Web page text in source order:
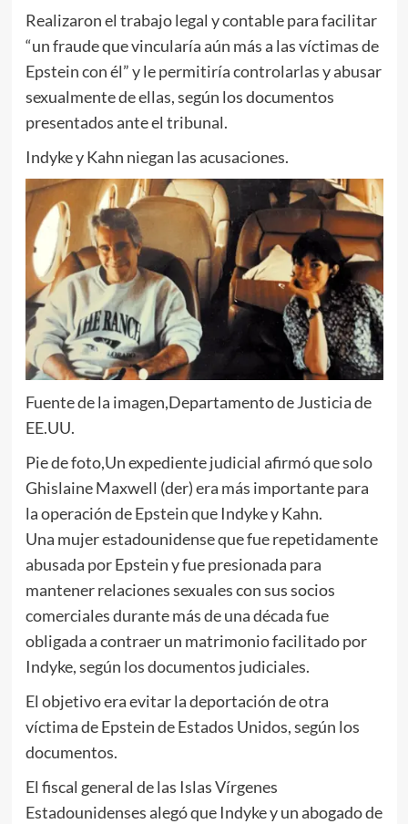
Realizaron el trabajo legal y contable para facilitar
“un fraude que vincularía aún más a las víctimas de
Epstein con él” y le permitiría controlarlas y abusar
sexualmente de ellas, según los documentos
presentados ante el tribunal.
Indyke y Kahn niegan las acusaciones.
Fuente de la imagen,Departamento de Justicia de
EE.UU.
Pie de foto,Un expediente judicial afirmó que solo
Ghislaine Maxwell (der) era más importante para
la operación de Epstein que Indyke y Kahn.
Una mujer estadounidense que fue repetidamente
abusada por Epstein y fue presionada para
mantener relaciones sexuales con sus socios
comerciales durante más de una década fue
obligada a contraer un matrimonio facilitado por
Indyke, según los documentos judiciales.
El objetivo era evitar la deportación de otra
víctima de Epstein de Estados Unidos, según los
documentos.
El fiscal general de las Islas Vírgenes
Estadounidenses alegó que Indyke y un abogado de